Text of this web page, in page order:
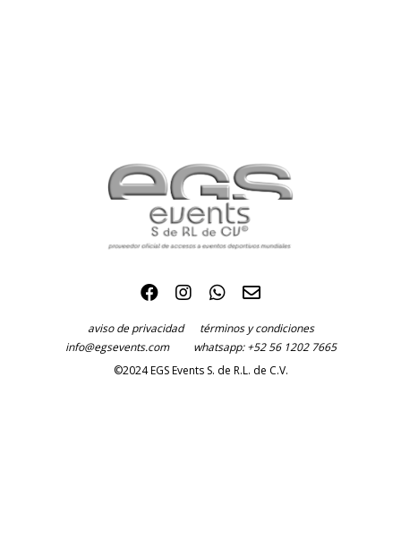
aviso de privacidad términos y condiciones
info@egsevents.com
whatsapp: +52 56 1202 7665
©2024 EGS Events S. de R.L. de C.V.